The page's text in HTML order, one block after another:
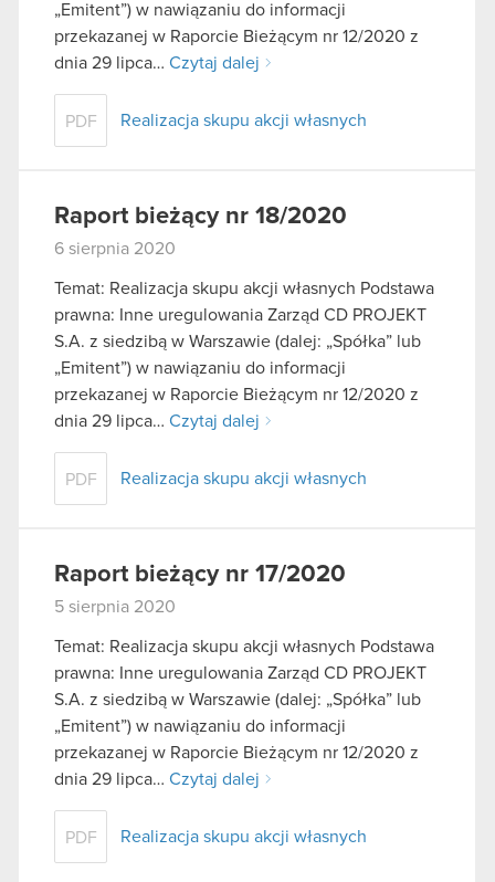
„Emitent”) w nawiązaniu do informacji
przekazanej w Raporcie Bieżącym nr 12/2020 z
dnia 29 lipca… Czytaj dalej
PDF Realizacja skupu akcji własnych
Raport bieżący nr 18/2020
6 sierpnia 2020
Temat: Realizacja skupu akcji własnych Podstawa
prawna: Inne uregulowania Zarząd CD PROJEKT
S.A. z siedzibą w Warszawie (dalej: „Spółka” lub
„Emitent”) w nawiązaniu do informacji
przekazanej w Raporcie Bieżącym nr 12/2020 z
dnia 29 lipca… Czytaj dalej
PDF Realizacja skupu akcji własnych
Raport bieżący nr 17/2020
5 sierpnia 2020
Temat: Realizacja skupu akcji własnych Podstawa
prawna: Inne uregulowania Zarząd CD PROJEKT
S.A. z siedzibą w Warszawie (dalej: „Spółka” lub
„Emitent”) w nawiązaniu do informacji
przekazanej w Raporcie Bieżącym nr 12/2020 z
dnia 29 lipca… Czytaj dalej
PDF Realizacja skupu akcji własnych